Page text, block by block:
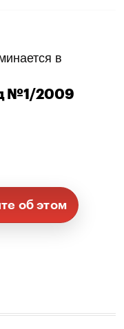
в
№1/2009
об этом